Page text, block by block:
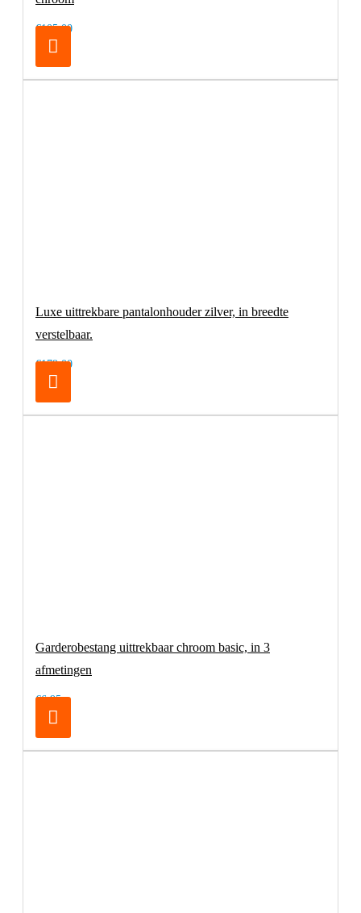
€105,00
Luxe uittrekbare pantalonhouder zilver, in breedte
verstelbaar.
€179,00
Garderobestang uittrekbaar chroom basic, in 3
afmetingen
€6,95